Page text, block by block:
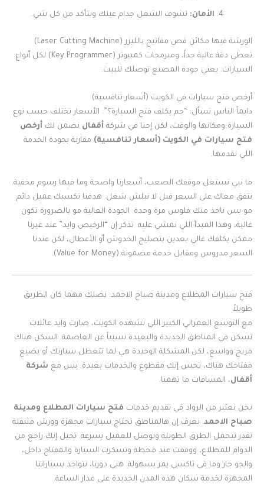
الأمان: تشوف الشغل جدام عينك وتتأكد من كل شي.
الورشة فيها مكائن قص مفاتيح بالليزر (Laser Cutting Machine)
تعطي دقة عالية جداً، ومبرمجات كمبيوتر (Key Programmer) لكل أنواع
السيارات. يعني جودة المصنع توصلك للبيت.
أرخص فتح سيارات في الكويت (أسعار تنافسية)
دايماً الناس تسأل: “جم يكلف فتح السيارة؟”. الأسعار تختلف حسب نوع
السيارة ومكانها والوقت، لكن إحنا في شركة أقفال نضمن لك أرخص
فتح سيارات في الكويت (أسعار تنافسية) مقارنة بجودة الخدمة
اللي نقدمها.
ما نبي نستغل موقفك الصعب، أسعارنا واضحة وما فيها رسوم مخفية.
نتفق معاك على السعر قبل لا نبلش شغل. هدفنا نكسبك عميل دائم
مو بس ناخذ منك فلوس مرة وحدة. الجودة العالية مو بالضرورة تكون
غالية، وهذا المبدأ اللي نمشي عليه. تذكر إن “الرخيص وايد” عند غيرنا
ممكن يكلفك غالي بعدين بتصليح الخدوش أو الأعطال، لكن عندنا
السعر مدروس ومقابل خدمة مضمونة (Value for Money).
فتح سيارات المطلاع ومدينة صباح الاحمد: نصلك مهما كان الطريق
طويلاً
مع التوسع العمراني الكبير اللي تشهده الكويت، صارت وايد عائلات
تسكن في المناطق الجديدة والبعيدة نسبياً عن العاصمة. السكن هناك
مريح وواسع، لكن المشكلة الوحيدة هي لما تتعطل سيارتك أو يضيع
مفتاحك هناك، تحس إنك مقطوع والخدمات بعيدة. بس مع شركة
أقفال، المسافات ما تهمنا.
نحن نعتبر من الرواد في تقديم خدمات فتح سيارات المطلاع ومدينة
صباح الاحمد. نعرف إن هالمناطق تحتاج سيارات مجهزة وورش متنقلة
تقدر تتحمل الطرق الطويلة وتوصل للعميل بسرعة. تخيل إنك راجع من
الدوام للمطلاع، ووقفت عند محطة وتسكرت السيارة والمفتاح داخل،
والجو حار وما في تاكسي يمر بسهولة. هني دورنا، نتواجد بسياراتنا
المجهزة لخدمة سكان هذه المدن الجديدة على مدار الساعة.